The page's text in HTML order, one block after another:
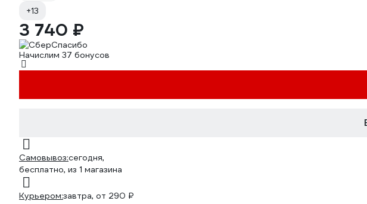
+13
3 740 ₽
Начислим 37 бонусов
Самовывоз:сегодня,
бесплатно, из 1 магазина
Курьером:завтра, от 290 ₽